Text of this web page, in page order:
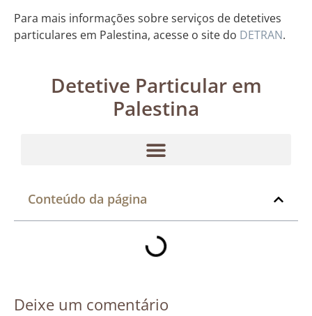
Para mais informações sobre serviços de detetives
particulares em Palestina, acesse o site do DETRAN.
Detetive Particular em
Palestina
Conteúdo da página
Deixe um comentário